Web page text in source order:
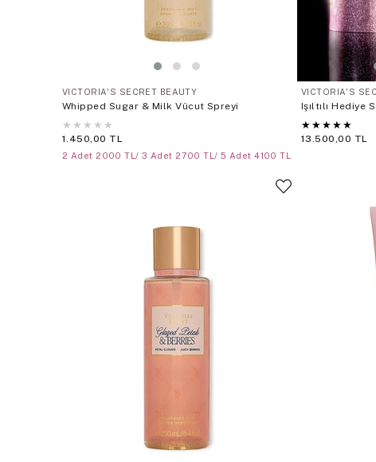
VICTORIA'S SECRET BEAUTY
Whipped Sugar & Milk Vücut Spreyi
★ ★ ★ ★ ★
1.450,00 TL
2 Adet 2000 TL/ 3 Adet 2700 TL/ 5 Adet 4100 TL
VICTORIA'S
Işıltılı Hediye
★ ★ ★ ★ ★
13.500,00 TL